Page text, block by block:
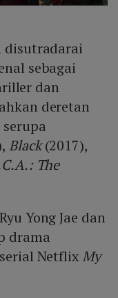
disutradarai
sebagai
dan
deretan
Black(2017),
The
Yong Jae dan
drama
Netflix My